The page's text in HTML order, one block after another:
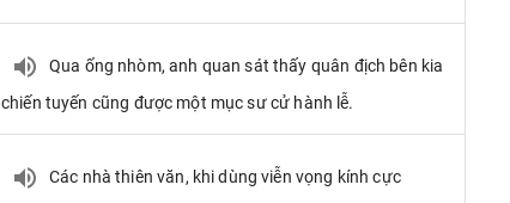
Qua ống nhòm, anh quan sát thấy quân địch bên kia
chiến tuyến cũng được một mục sư cử hành lễ.
Các nhà thiên văn, khi dùng viễn vọng kính cực